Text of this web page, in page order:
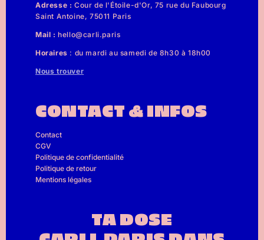
Adresse : Cour de l'Étoile-d'Or, 75 rue du Faubourg
Saint Antoine, 75011 Paris
Mail :hello@carli.paris
Horaires : du mardi au samedi de 8h30 à 18h00
Nous trouver
CONTACT & INFOS
Contact
CGV
Politique de confidentialité
Politique de retour
Mentions légales
TA DOSE